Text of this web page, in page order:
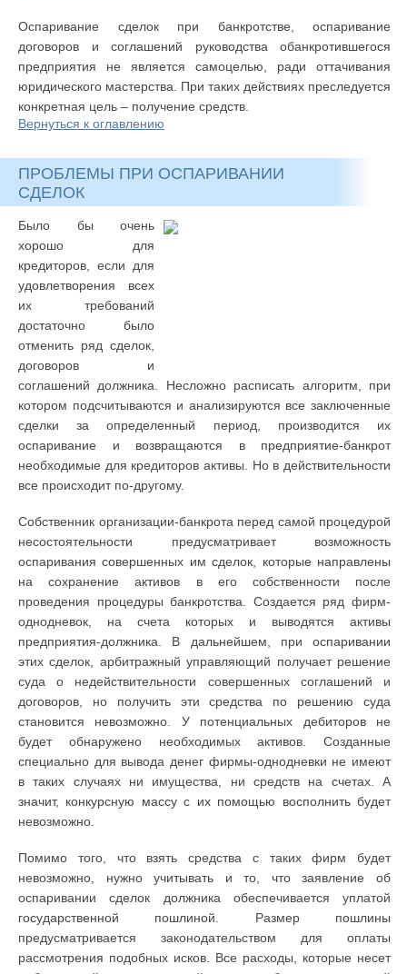
Оспаривание сделок при банкротстве, оспаривание
договоров и соглашений руководства обанкротившегося
предприятия не является самоцелью, ради оттачивания
юридического мастерства. При таких действиях преследуется
конкретная цель – получение средств.
Вернуться к оглавлению
ПРОБЛЕМЫ ПРИ ОСПАРИВАНИИ
СДЕЛОК
Было бы очень
хорошо для
кредиторов, если для
удовлетворения всех
их требований
достаточно было
отменить ряд сделок,
договоров и
соглашений должника. Несложно расписать алгоритм, при
котором подсчитываются и анализируются все заключенные
сделки за определенный период, производится их
оспаривание и возвращаются в предприятие-банкрот
необходимые для кредиторов активы. Но в действительности
все происходит по-другому.
Собственник организации-банкрота перед самой процедурой
несостоятельности предусматривает возможность
оспаривания совершенных им сделок, которые направлены
на сохранение активов в его собственности после
проведения процедуры банкротства. Создается ряд фирм-
однодневок, на счета которых и выводятся активы
предприятия-должника. В дальнейшем, при оспаривании
этих сделок, арбитражный управляющий получает решение
суда о недействительности совершенных соглашений и
договоров, но получить эти средства по решению суда
становится невозможно. У потенциальных дебиторов не
будет обнаружено необходимых активов. Созданные
специально для вывода денег фирмы-однодневки не имеют
в таких случаях ни имущества, ни средств на счетах. А
значит, конкурсную массу с их помощью восполнить будет
невозможно.
Помимо того, что взять средства с таких фирм будет
невозможно, нужно учитывать и то, что заявление об
оспаривании сделок должника обеспечивается уплатой
государственной пошлиной. Размер пошлины
предусматривается законодательством для оплаты
рассмотрения подобных исков. Все расходы, которые несет